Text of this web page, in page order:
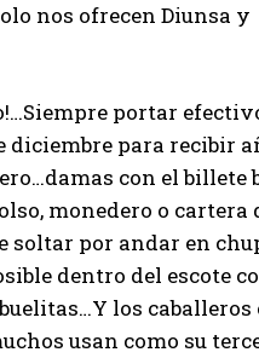
nos ofrecen Diunsa y
portar
diciembre para recibir
con el billete
monedero o cartera
soltar por andar en
dentro del escote
los caballeros
usan como su